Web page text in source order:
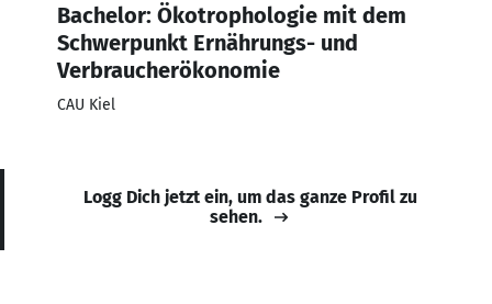
Bachelor: Ökotrophologie mit dem
Schwerpunkt Ernährungs- und
Verbraucherökonomie
CAU Kiel
Logg Dich jetzt ein, um das ganze Profil zu
sehen.